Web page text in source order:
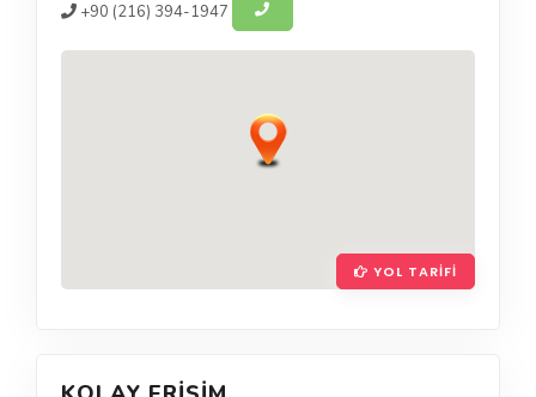
+90 (216) 394-1947
YOL TARIFI